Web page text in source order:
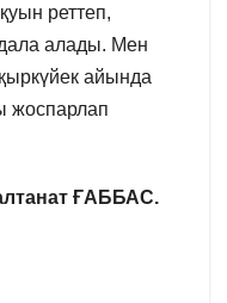
реттеп,
алады. Мен
айында
жоспарлап
ҒАББАС.